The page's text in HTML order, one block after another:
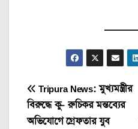
Post
navigation
Tripura News: মুখ্যমন্ত্রীর
বিরুদ্ধে কু- রুচিকর মন্তব্যের
অভিযোগে গ্রেফতার যুব